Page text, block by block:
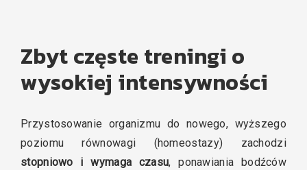
Zbyt częste treningi o
wysokiej intensywności
Przystosowanie organizmu do nowego, wyższego
poziomu równowagi (homeostazy) zachodzi
stopniowo i wymaga czasu, ponawiania bodźców